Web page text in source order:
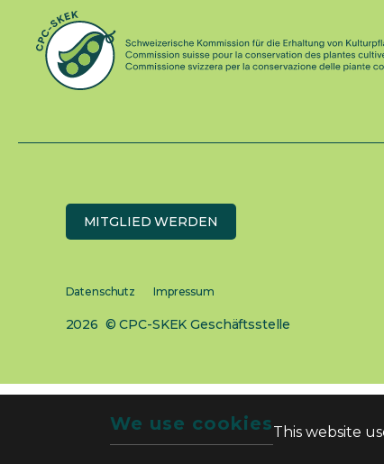
We use cookiesThis website
MITGLIED WERDEN
Datenschutz Impressum
2026 © CPC-SKEK Geschäftsstelle